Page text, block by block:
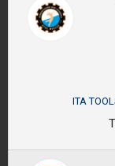
ITA